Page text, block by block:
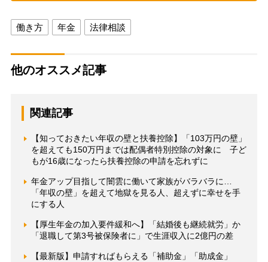
働き方 年金 法律相談
他のオススメ記事
関連記事
【知っておきたい年収の壁と扶養控除】「103万円の壁」
を超えても150万円までは配偶者特別控除の対象に 子ど
もが16歳になったら扶養控除の申請を忘れずに
年金アップ目指して闇雲に働いて家族がバラバラに…
「年収の壁」を超えて地獄を見る人、超えずに幸せを手
にする人
【厚生年金の加入要件緩和へ】「結婚後も継続就労」か
「退職して第3号被保険者に」で生涯収入に2億円の差
【最新版】申請すればもらえる「補助金」「助成金」